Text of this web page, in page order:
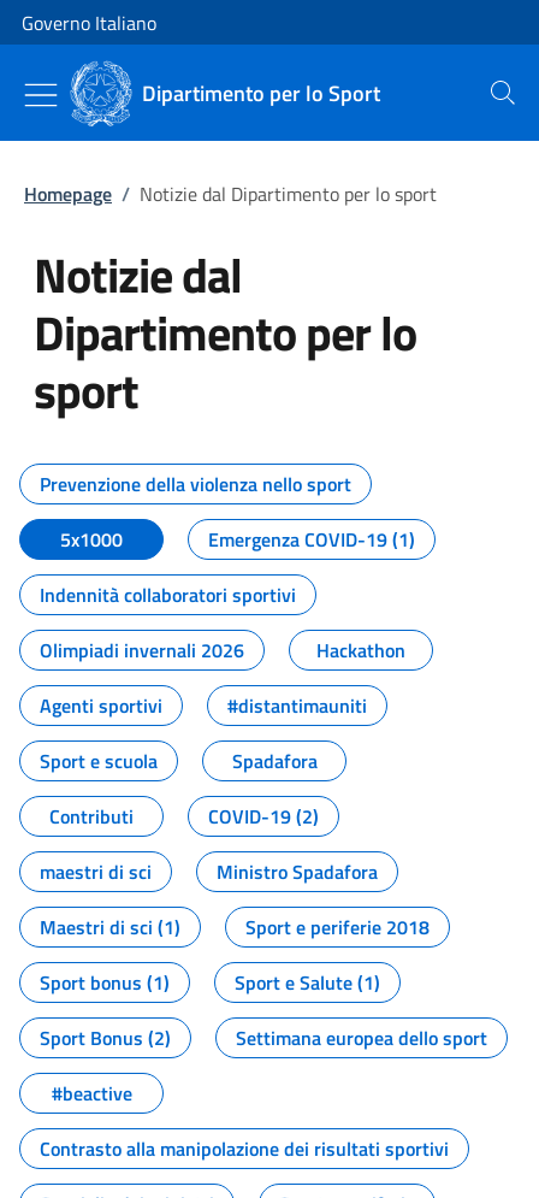
Vai al contenuto
Vai alla navigazione del sito
Governo Italiano
Dipartimento per lo Sport Cerca
Homepage / Notizie dal Dipartimento per lo sport
Notizie dal
Dipartimento per lo
sport
Tutti i contenuti della pagina
Prevenzione della violenza nello sport
5x1000
Emergenza COVID-19 (1)
Indennità collaboratori sportivi
Olimpiadi invernali 2026
Hackathon
Agenti sportivi
#distantimauniti
Sport e scuola
Spadafora
Contributi
COVID-19 (2)
maestri di sci
Ministro Spadafora
Maestri di sci (1)
Sport e periferie 2018
Sport bonus (1)
Sport e Salute (1)
Sport Bonus (2)
Settimana europea dello sport
#beactive
Contrasto alla manipolazione dei risultati sportivi